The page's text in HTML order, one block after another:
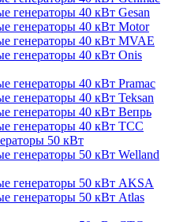
генераторы 40 кВт Gesan
генераторы 40 кВт Motor
генераторы 40 кВт MVAE
генераторы 40 кВт Onis
генераторы 40 кВт Pramac
генераторы 40 кВт Teksan
генераторы 40 кВт Вепрь
генераторы 40 кВт ТСС
50 кВт
генераторы 50 кВт Welland
генераторы 50 кВт AKSA
генераторы 50 кВт Atlas